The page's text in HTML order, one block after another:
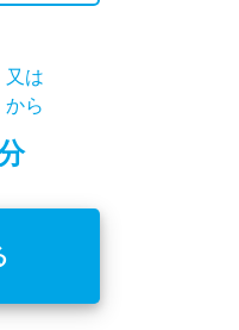
又は
から